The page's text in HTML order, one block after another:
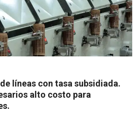
líneas con tasa subsidiada.
alto costo para